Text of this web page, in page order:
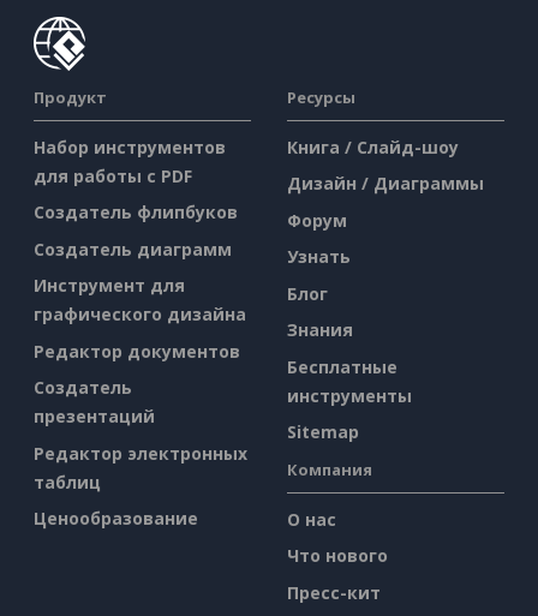
Продукт
Набор инструментов
для работы с PDF
Создатель флипбуков
Создатель диаграмм
Инструмент для
графического дизайна
Редактор документов
Создатель
презентаций
Редактор электронных
таблиц
Ценообразование
Ресурсы
Книга / Слайд-шоу
Дизайн / Диаграммы
Форум
Узнать
Блог
Знания
Бесплатные
инструменты
Sitemap
Компания
О нас
Что нового
Пресс-кит